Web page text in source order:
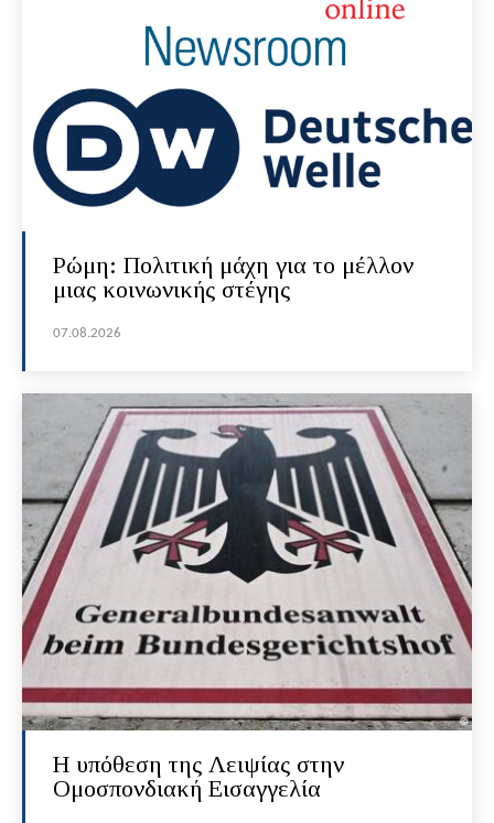
Ρώμη: Πολιτική μάχη για το μέλλον
μιας κοινωνικής στέγης
07.08.2026
Η υπόθεση της Λειψίας στην
Ομοσπονδιακή Εισαγγελία